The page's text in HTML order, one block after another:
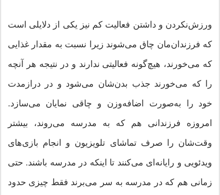
ورزش‌نکردن و داشتن فعالیت کم نیز یکی از دلایلی است
که فرزندان‌مان چاق می‌شوند زیرا نسبت به مقدار غذایی
که می‌خورند، هیچ‌گونه فعالیتی ندارند و در نتیجه هر آنچه
را که می‌خورند جذب بدن‌شان می‌شود و در درازمدت
خود را به‌صورت اضافه‌وزن و چاقی نمایان می‌سازد.
امروزه فرزندانی هم که به مدرسه می‌روند، بیشتر
وقت‌شان را صرف تماشای تلویزیون و انجام بازی‌های
ویدئویی و رایانه‌ای می‌کنند تا اینکه در مدرسه باشند. حتی
زمانی هم که در مدرسه به سر می‌برند فقط چیزی حدود